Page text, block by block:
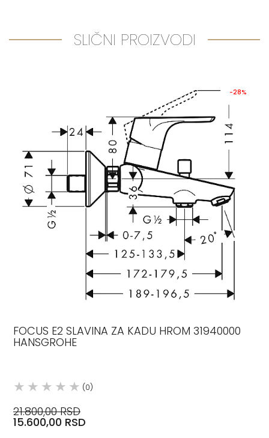
SLIČNI PROIZVODI
-28%
FOCUS E2 SLAVINA ZA KADU HROM 31940000
HANSGROHE
(0)
21.800,00 RSD
15.600,00 RSD